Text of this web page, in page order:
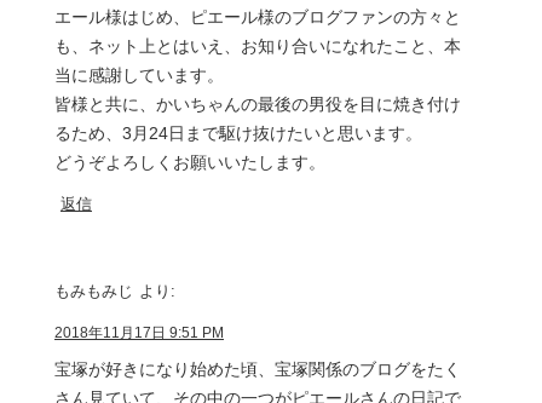
エール様はじめ、ピエール様のブログファンの方々と
も、ネット上とはいえ、お知り合いになれたこと、本
当に感謝しています。
皆様と共に、かいちゃんの最後の男役を目に焼き付け
るため、3月24日まで駆け抜けたいと思います。
どうぞよろしくお願いいたします。
返信
もみもみじ より:
2018年11月17日 9:51 PM
宝塚が好きになり始めた頃、宝塚関係のブログをたく
さん見ていて、その中の一つがピエールさんの日記で